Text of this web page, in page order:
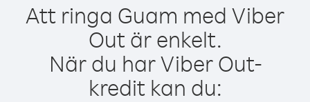
Att ringa Guam med Viber
Out är enkelt.
När du har Viber Out-
kredit kan du: